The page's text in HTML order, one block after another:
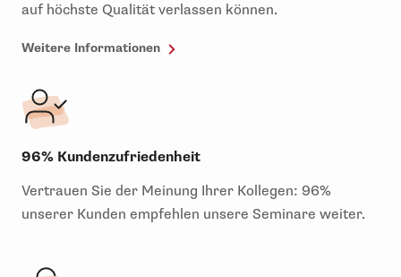
auf höchste Qualität verlassen können.
Weitere Informationen
96% Kundenzufriedenheit
Vertrauen Sie der Meinung Ihrer Kollegen: 96%
unserer Kunden empfehlen unsere Seminare weiter.